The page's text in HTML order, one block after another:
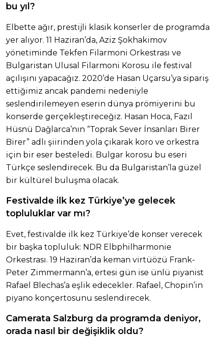
bu yıl?
Elbette ağır, prestijli klasik konserler de programda
yer alıyor. 11 Haziran’da, Aziz Şokhakimov
yönetiminde Tekfen Filarmoni Orkestrası ve
Bulgaristan Ulusal Filarmoni Korosu ile festival
açılışını yapacağız. 2020’de Hasan Uçarsu’ya sipariş
ettiğimiz ancak pandemi nedeniyle
seslendirilemeyen eserin dünya prömiyerini bu
konserde gerçekleştireceğiz. Hasan Hoca, Fazıl
Hüsnü Dağlarca’nın “Toprak Sever İnsanları Birer
Birer” adlı şiirinden yola çıkarak koro ve orkestra
için bir eser besteledi. Bulgar korosu bu eseri
Türkçe seslendirecek. Bu da Bulgaristan’la güzel
bir kültürel buluşma olacak.
Festivalde ilk kez Türkiye’ye gelecek
topluluklar var mı?
Evet, festivalde ilk kez Türkiye’de konser verecek
bir başka topluluk: NDR Elbphilharmonie
Orkestrası. 19 Haziran’da keman virtüözü Frank-
Peter Zimmermann’a, ertesi gün ise ünlü piyanist
Rafael Blechas’a eşlik edecekler. Rafael, Chopin’in
piyano konçertosunu seslendirecek.
Camerata Salzburg da programda deniyor,
orada nasıl bir değişiklik oldu?